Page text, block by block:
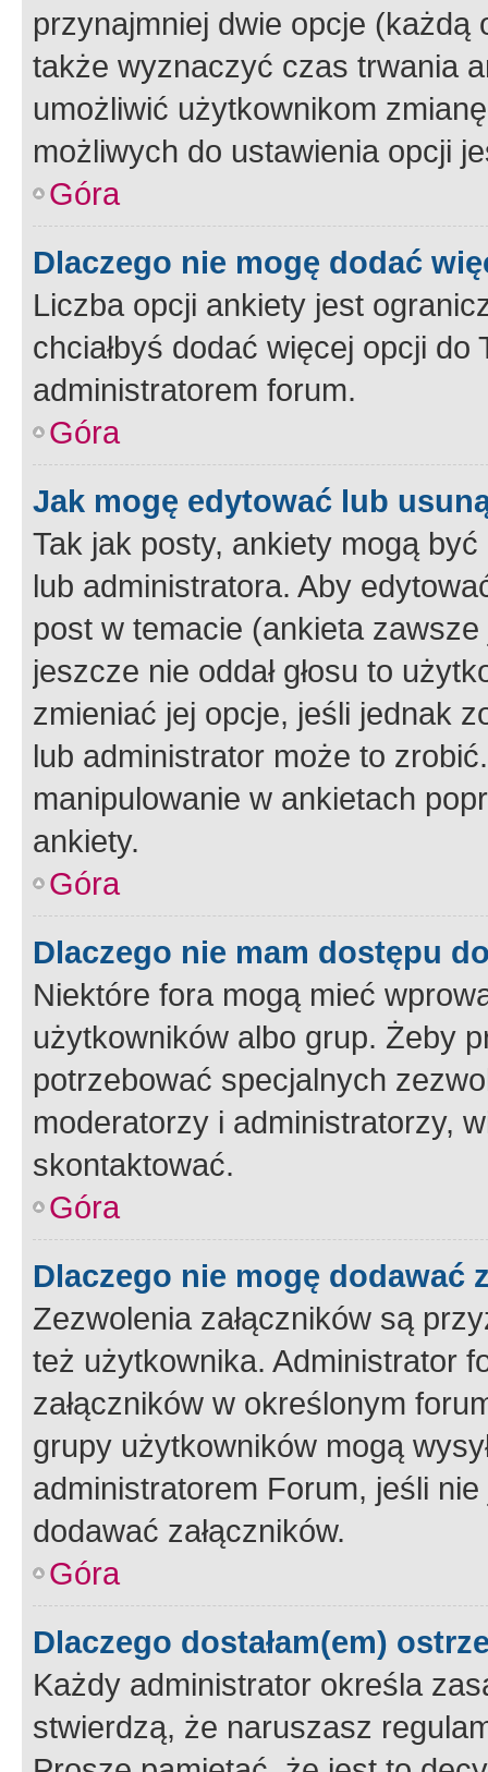
przynajmniej dwie opcje
także wyznaczyć czas trwania
umożliwić użytkownikom
możliwych do ustawienia opcji
Góra
Dlaczego nie mogę dodać
Liczba opcji ankiety jest
chciałbyś dodać więcej opcji
administratorem forum.
Góra
Jak mogę edytować lub
Tak jak posty, ankiety mogą
lub administratora. Aby
post w temacie (ankieta
jeszcze nie oddał głosu to
zmieniać jej opcje, jeśli jednak
lub administrator może to
manipulowanie w ankietach
ankiety.
Góra
Dlaczego nie mam dostępu
Niektóre fora mogą mieć
użytkowników albo grup. Żeby
potrzebować specjalnych
moderatorzy i administratorzy,
skontaktować.
Góra
Dlaczego nie mogę dodawać
Zezwolenia załączników są
też użytkownika. Administrator
załączników w określonym
grupy użytkowników mogą
administratorem Forum, jeśli
dodawać załączników.
Góra
Dlaczego dostałam(em)
Każdy administrator określa
stwierdzą, że naruszasz